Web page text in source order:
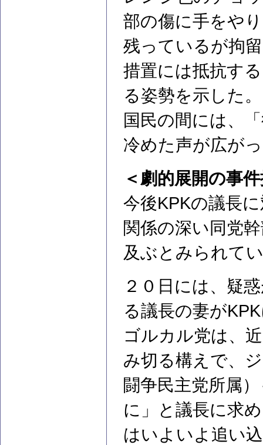
部の傷に手をや
残っているが拘
措置には抵抗す
る姿勢を示した。
国民の間には、
冷めた声が広が
＜劇的展開の事
今後KPKの議長
関係の深い同党
及ぶとみられて
２０日には、疑
る議長の妻が
ゴルカル党は、
み切る構えで、
闘争民主党所属
に」と議長に求
はいよいよ追い